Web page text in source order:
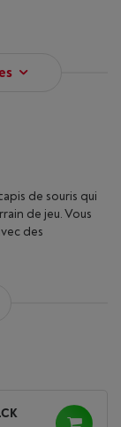
de souris qui
de jeu. Vous
des